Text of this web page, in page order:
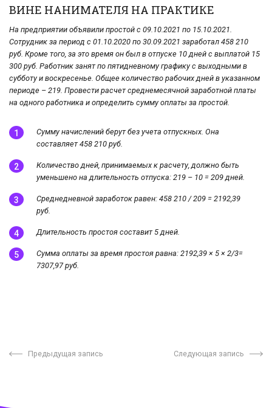
ВИНЕ НАНИМАТЕЛЯ НА ПРАКТИКЕ
На предприятии объявили простой с 09.10.2021 по 15.10.2021.
Сотрудник за период с 01.10.2020 по 30.09.2021 заработал 458 210
руб. Кроме того, за это время он был в отпуске 10 дней с выплатой 15
300 руб. Работник занят по пятидневному графику с выходными в
субботу и воскресенье. Общее количество рабочих дней в указанном
периоде – 219. Провести расчет среднемесячной заработной платы
на одного работника и определить сумму оплаты за простой.
Сумму начислений берут без учета отпускных. Она
составляет 458 210 руб.
Количество дней, принимаемых к расчету, должно быть
уменьшено на длительность отпуска: 219 – 10 = 209 дней.
Среднедневной заработок равен: 458 210 / 209 = 2192,39
руб.
Длительность простоя составит 5 дней.
Сумма оплаты за время простоя равна: 2192,39 × 5 × 2/3=
7307,97 руб.
Предыдущая запись Следующая запись